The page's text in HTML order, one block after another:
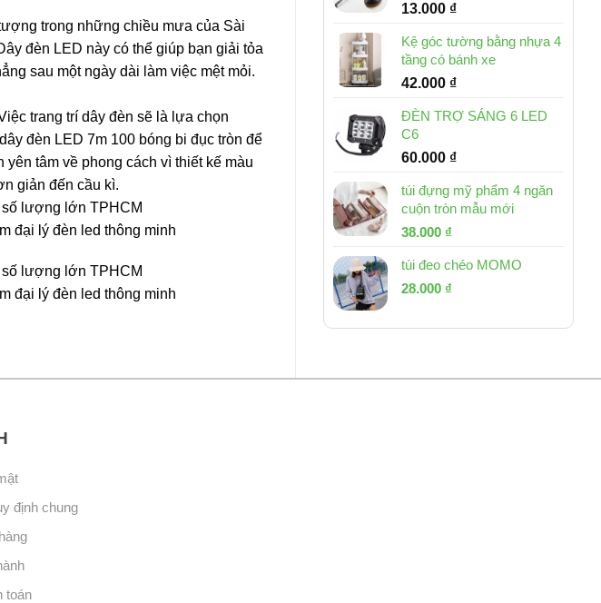
20.000 ₫.
13.000 ₫
Kệ góc tường bằng nhựa 4
tầng có bánh xe
42.000 ₫
ĐÈN TRỢ SÁNG 6 LED
C6
60.000 ₫
túi đựng mỹ phẩm 4 ngăn
cuộn tròn mẫu mới
Giá
là:
53.000 ₫.
38.000 ₫
tại
túi đeo chéo MOMO
Giá
là:
28.000 ₫
tại
trong những chiều mưa của Sài
đèn LED này có thể giúp bạn giải tỏa
sau một ngày dài làm việc mệt mỏi.
trang trí dây đèn sẽ là lựa chọn
đèn LED 7m 100 bóng bi đục tròn để
tâm về phong cách vì thiết kế màu
giản đến cầu kì.
số lượng lớn TPHCM
đại lý đèn led thông minh
số lượng lớn TPHCM
đại lý đèn led thông minh
định chung
toán